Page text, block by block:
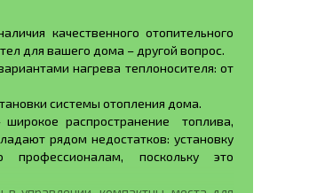
качественного отопительного
для вашего дома – другой вопрос.
нагрева теплоносителя: от
системы отопления дома.
широкое распространение топлива,
рядом недостатков: установку
поскольку это